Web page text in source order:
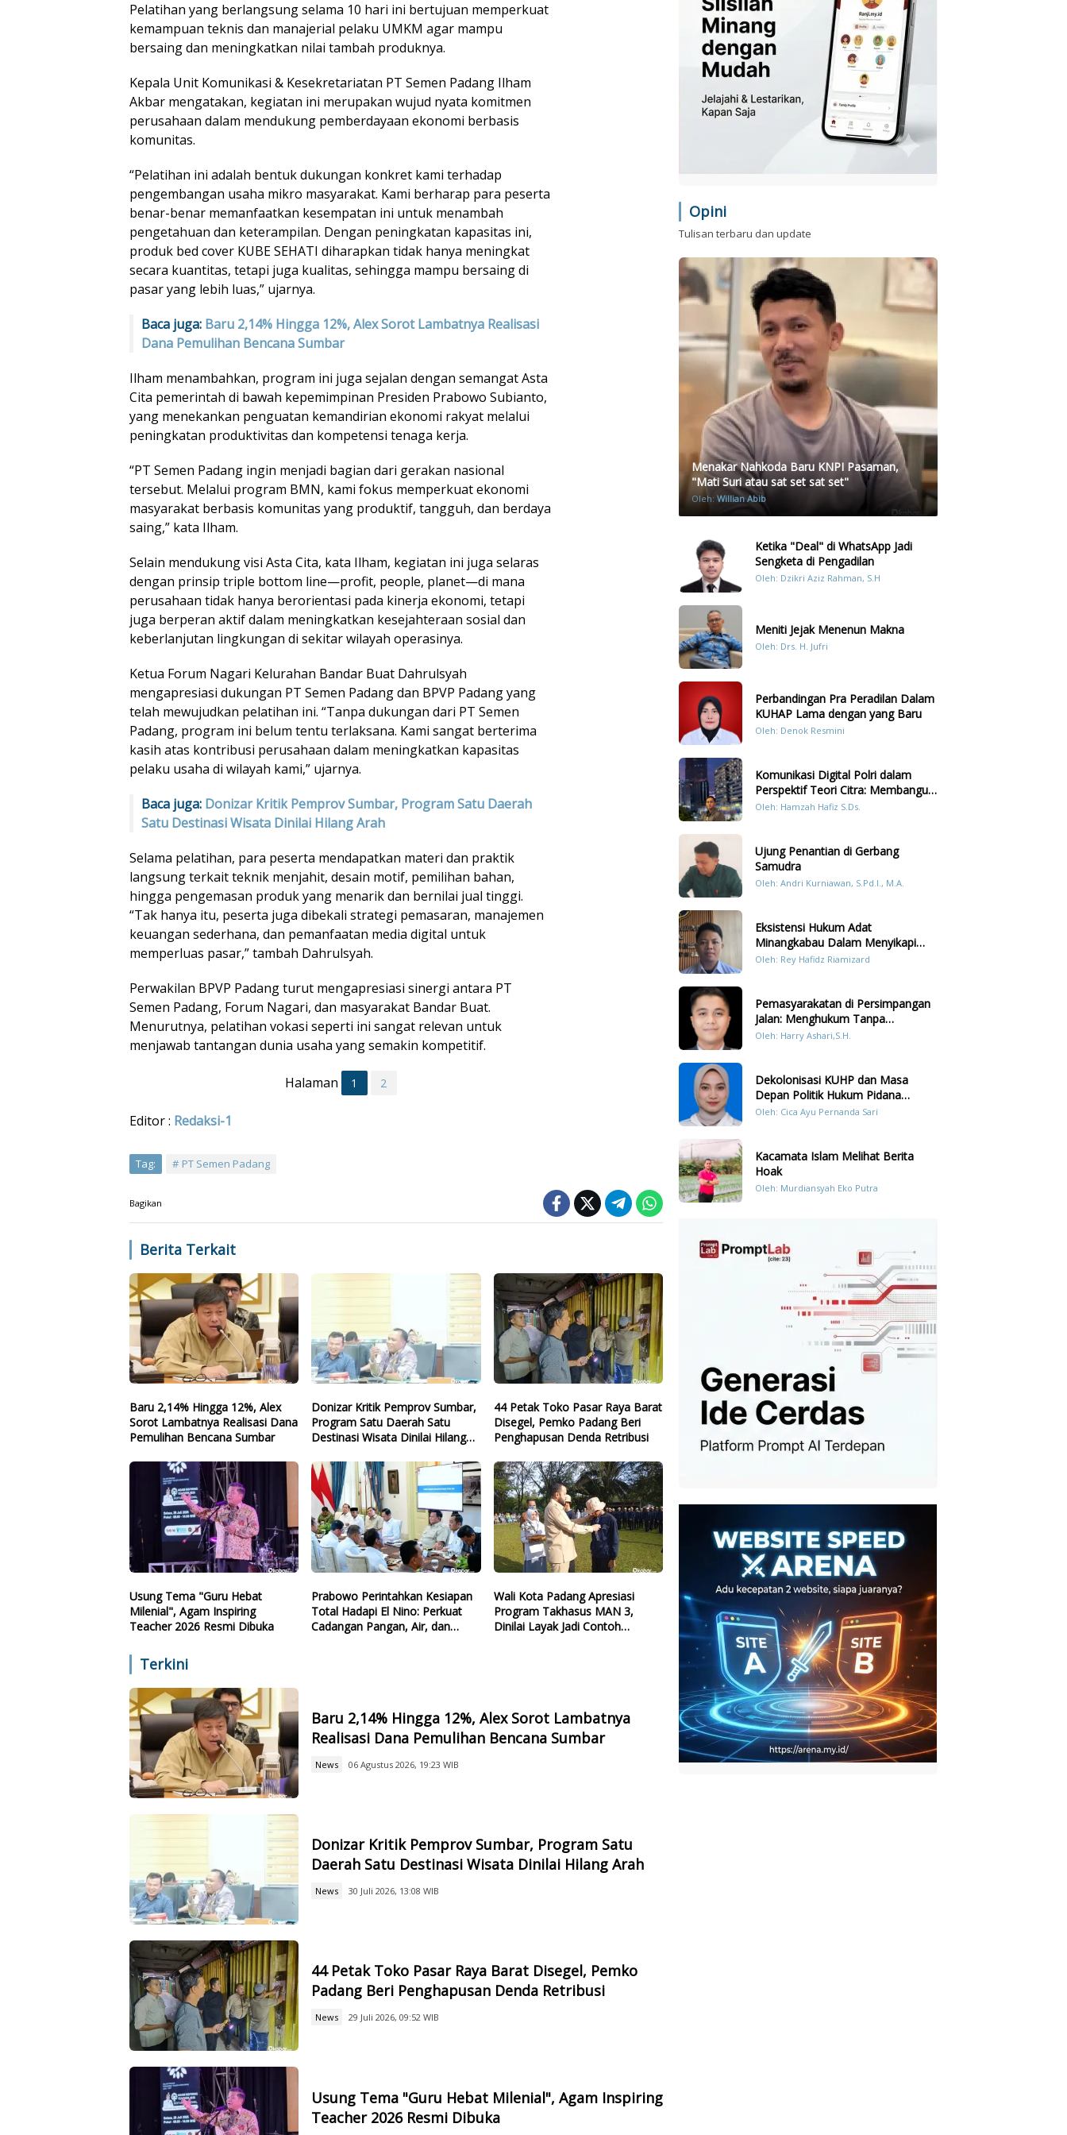
Pelatihan yang berlangsung selama 10 hari ini bertujuan memperkuat
kemampuan teknis dan manajerial pelaku UMKM agar mampu
bersaing dan meningkatkan nilai tambah produknya.
Kepala Unit Komunikasi & Kesekretariatan PT Semen Padang Ilham
Akbar mengatakan, kegiatan ini merupakan wujud nyata komitmen
perusahaan dalam mendukung pemberdayaan ekonomi berbasis
komunitas.
“Pelatihan ini adalah bentuk dukungan konkret kami terhadap
pengembangan usaha mikro masyarakat. Kami berharap para peserta
benar-benar memanfaatkan kesempatan ini untuk menambah
pengetahuan dan keterampilan. Dengan peningkatan kapasitas ini,
produk bed cover KUBE SEHATI diharapkan tidak hanya meningkat
secara kuantitas, tetapi juga kualitas, sehingga mampu bersaing di
pasar yang lebih luas,” ujarnya.
Baca juga: Baru 2,14% Hingga 12%, Alex Sorot Lambatnya Realisasi
Dana Pemulihan Bencana Sumbar
Ilham menambahkan, program ini juga sejalan dengan semangat Asta
Cita pemerintah di bawah kepemimpinan Presiden Prabowo Subianto,
yang menekankan penguatan kemandirian ekonomi rakyat melalui
peningkatan produktivitas dan kompetensi tenaga kerja.
“PT Semen Padang ingin menjadi bagian dari gerakan nasional
tersebut. Melalui program BMN, kami fokus memperkuat ekonomi
masyarakat berbasis komunitas yang produktif, tangguh, dan berdaya
saing,” kata Ilham.
Selain mendukung visi Asta Cita, kata Ilham, kegiatan ini juga selaras
dengan prinsip triple bottom line—profit, people, planet—di mana
perusahaan tidak hanya berorientasi pada kinerja ekonomi, tetapi
juga berperan aktif dalam meningkatkan kesejahteraan sosial dan
keberlanjutan lingkungan di sekitar wilayah operasinya.
Ketua Forum Nagari Kelurahan Bandar Buat Dahrulsyah
mengapresiasi dukungan PT Semen Padang dan BPVP Padang yang
telah mewujudkan pelatihan ini. “Tanpa dukungan dari PT Semen
Padang, program ini belum tentu terlaksana. Kami sangat berterima
kasih atas kontribusi perusahaan dalam meningkatkan kapasitas
pelaku usaha di wilayah kami,” ujarnya.
Baca juga: Donizar Kritik Pemprov Sumbar, Program Satu Daerah
Satu Destinasi Wisata Dinilai Hilang Arah
Selama pelatihan, para peserta mendapatkan materi dan praktik
langsung terkait teknik menjahit, desain motif, pemilihan bahan,
hingga pengemasan produk yang menarik dan bernilai jual tinggi.
“Tak hanya itu, peserta juga dibekali strategi pemasaran, manajemen
keuangan sederhana, dan pemanfaatan media digital untuk
memperluas pasar,” tambah Dahrulsyah.
Perwakilan BPVP Padang turut mengapresiasi sinergi antara PT
Semen Padang, Forum Nagari, dan masyarakat Bandar Buat.
Menurutnya, pelatihan vokasi seperti ini sangat relevan untuk
menjawab tantangan dunia usaha yang semakin kompetitif.
Halaman 1 2
Editor : Redaksi-1
Tag: PT Semen Padang
Bagikan
Berita Terkait
Baru 2,14% Hingga 12%, Alex
Sorot Lambatnya Realisasi Dana
Pemulihan Bencana Sumbar
Donizar Kritik Pemprov Sumbar,
Program Satu Daerah Satu
Destinasi Wisata Dinilai Hilang
44 Petak Toko Pasar Raya Barat
Disegel, Pemko Padang Beri
Penghapusan Denda Retribusi
Usung Tema "Guru Hebat
Milenial", Agam Inspiring
Teacher 2026 Resmi Dibuka
Prabowo Perintahkan Kesiapan
Total Hadapi El Nino: Perkuat
Cadangan Pangan, Air, dan
Wali Kota Padang Apresiasi
Program Takhasus MAN 3,
Dinilai Layak Jadi Contoh
Terkini
Baru 2,14% Hingga 12%, Alex Sorot Lambatnya
Realisasi Dana Pemulihan Bencana Sumbar
News 06 Agustus 2026, 19:23 WIB
Donizar Kritik Pemprov Sumbar, Program Satu
Daerah Satu Destinasi Wisata Dinilai Hilang Arah
News 30 Juli 2026, 13:08 WIB
44 Petak Toko Pasar Raya Barat Disegel, Pemko
Padang Beri Penghapusan Denda Retribusi
News 29 Juli 2026, 09:52 WIB
Usung Tema "Guru Hebat Milenial", Agam Inspiring
Teacher 2026 Resmi Dibuka
Opini
Tulisan terbaru dan update
Menakar Nahkoda Baru KNPI Pasaman,
"Mati Suri atau sat set sat set"
Oleh: Willian Abib
Ketika "Deal" di WhatsApp Jadi
Sengketa di Pengadilan
Oleh: Dzikri Aziz Rahman, S.H
Meniti Jejak Menenun Makna
Oleh: Drs. H. Jufri
Perbandingan Pra Peradilan Dalam
KUHAP Lama dengan yang Baru
Oleh: Denok Resmini
Komunikasi Digital Polri dalam
Perspektif Teori Citra: Membangun
Kepercayaan Publik Melalui Konten
Oleh: Hamzah Hafiz S.Ds.
Ujung Penantian di Gerbang
Samudra
Oleh: Andri Kurniawan, S.Pd.I., M.A.
Eksistensi Hukum Adat
Minangkabau Dalam Menyikapi
Prilaku LGBT Analisis Perbandingan
Oleh: Rey Hafidz Riamizard
Pemasyarakatan di Persimpangan
Jalan: Menghukum Tanpa
Memulihkan?
Oleh: Harry Ashari,S.H.
Dekolonisasi KUHP dan Masa
Depan Politik Hukum Pidana
Indonesia
Oleh: Cica Ayu Pernanda Sari
Kacamata Islam Melihat Berita
Hoak
Oleh: Murdiansyah Eko Putra